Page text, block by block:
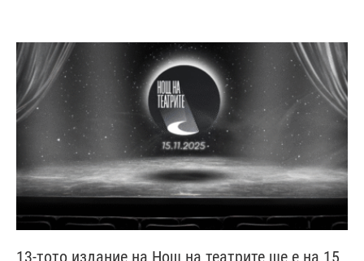
13-тото издание на Нощ на театрите ще е на 15